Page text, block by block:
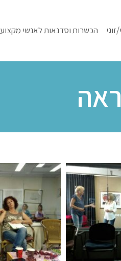
הכשרות וסדנאות לאנשי מקצוע